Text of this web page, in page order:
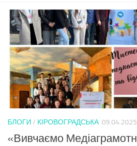
БЛОГИ / КІРОВОГРАДСЬКА 09.04.2025
«Вивчаємо